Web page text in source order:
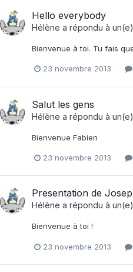
Hello everybody
Hélène a répondu à
Bienvenue à toi. Tu fais
23 novembre 2013
Salut les gens
Hélène a répondu à
Bienvenue Fabien
23 novembre 2013
Presentation de
Hélène a répondu à
Bienvenue à toi !
23 novembre 2013